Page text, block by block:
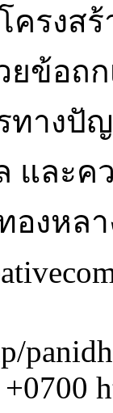
ครงส
ข้อถก
ทางปั
และ
องหลา